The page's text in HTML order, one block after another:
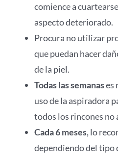
comience a
aspecto deteriorado.
Procura no utilizar
que puedan hacer
de la piel.
Todas las semanases
uso de la aspiradora
todos los rincones no
Cada 6 meses,lo
dependiendo del tipo